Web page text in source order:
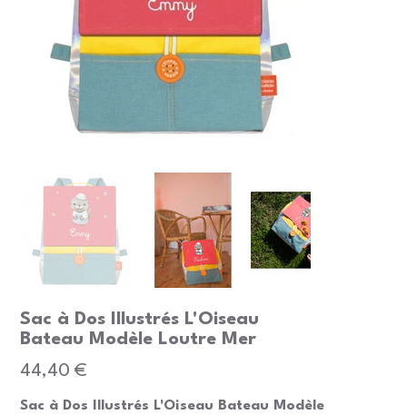
Sac à Dos Illustrés L'Oiseau
Bateau Modèle Loutre Mer
Prix
44,40 €
Sac à Dos Illustrés L'Oiseau Bateau Modèle